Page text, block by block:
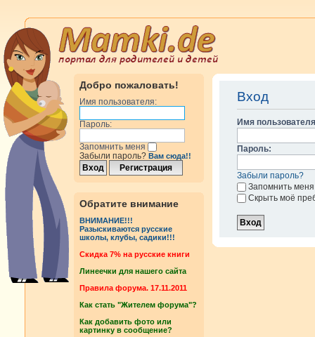
Добро пожаловать!
Имя пользователя:
Пароль:
Запомнить меня
Забыли пароль? Вам сюда!!
Обратите внимание
ВНИМАНИЕ!!!
Разыскиваются русские
школы, клубы, садики!!!
Cкидка 7% на русские книги
Линеечки для нашего сайта
Правила форума. 17.11.2011
Как стать "Жителем форума"?
Как добавить фото или
картинку в сообщение?
Вход
Имя
Пароль:
Забыли пароль?
Запомнить меня
Скрыть моё